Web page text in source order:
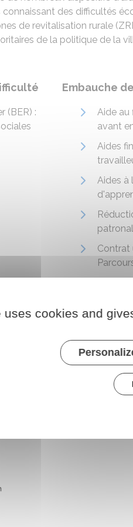
des difficultés
de revitalisation rurale
de la politique de la
(BER) :
Embauche
Aide au
avant
Aides
Aides à
Contrat
et des aides à l'emploi
uses cookies and